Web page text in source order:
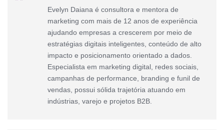
Evelyn Daiana é consultora e mentora de
marketing com mais de 12 anos de experiência
ajudando empresas a crescerem por meio de
estratégias digitais inteligentes, conteúdo de alto
impacto e posicionamento orientado a dados.
Especialista em marketing digital, redes sociais,
campanhas de performance, branding e funil de
vendas, possui sólida trajetória atuando em
indústrias, varejo e projetos B2B.